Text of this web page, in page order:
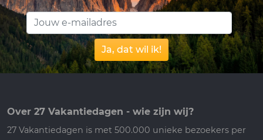
Ja, dat wil ik!
Over 27 Vakantiedagen - wie zijn wij?
27 Vakantiedagen is met 500.000 unieke bezoekers per